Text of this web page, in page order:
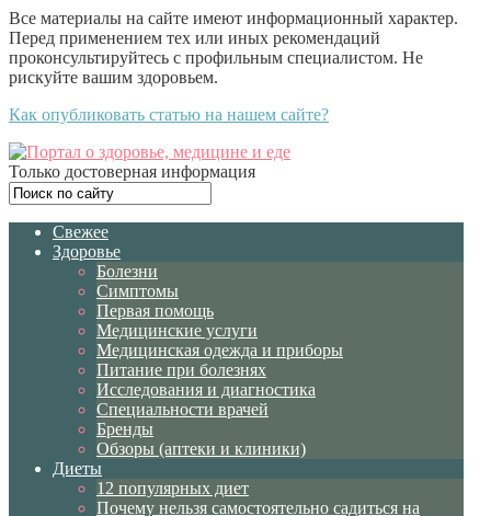
Все материалы на сайте имеют информационный характер.
Перед применением тех или иных рекомендаций
проконсультируйтесь с профильным специалистом. Не
рискуйте вашим здоровьем.
Как опубликовать статью на нашем сайте?
Только достоверная информация
Свежее
Здоровье
Болезни
Симптомы
Первая помощь
Медицинские услуги
Медицинская одежда и приборы
Питание при болезнях
Исследования и диагностика
Специальности врачей
Бренды
Обзоры (аптеки и клиники)
Диеты
12 популярных диет
Почему нельзя самостоятельно садиться на